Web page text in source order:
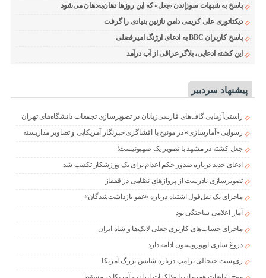
پاسخ به شبهات سوزاندن «بعل» که این روزها دهان‌به‌دهان می‌شود
دیکتاتوری علی کریمی دامن نازنین بنیادی را گرفت
پاسخ کاربران BBC به ادعای ارژنگ امیرفضلی
این کشته ادعایی، بلاگر عراقی از آب درآمد
پیشنهاد سردبیر
راستی‌آزمایی گاف‌های فارسی‌زبانان در تصویرسازی تجمعات دانشگاه‌های تهران
رسوایی «آمارسازی» در مونیخ با افشاگری خبرنگار آمریکایی و تصاویر مداربسته
جعل کشته در مشهد با تصویر یک صهیونیست؛
ادعای جدید درباره صدور حکم اعدام برای یک ورزشکار تکذیب شد
تصویرسازی نادرست از پروازهای نظامی در قفقاز
ماجرای یک نقل‌قول اشتباه درباره «عفو بازداشت‌شدگان»
آمار اعلامی ساختگی بود
ماجرای حساب‌های کاربری جعلی لایک‌ها و شاه ایران
دروغ سازی اوپوزوسیون ادامه دارد
ری‌پست جنجالی ترامپ درباره شانس بزرگ آمریکا